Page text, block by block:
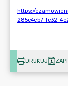
DRUKUJ